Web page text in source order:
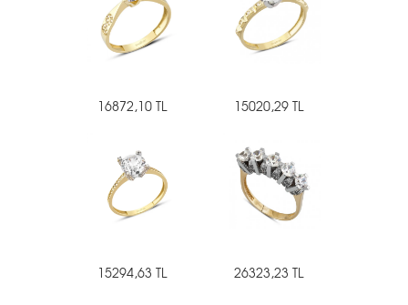
16872,10 TL 15020,29 TL
15294,63 TL 26323,23 TL